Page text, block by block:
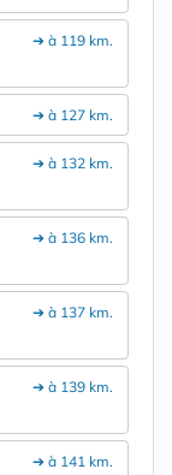
➔ à 119 km.
➔ à 127 km.
➔ à 132 km.
➔ à 136 km.
➔ à 137 km.
➔ à 139 km.
➔ à 141 km.